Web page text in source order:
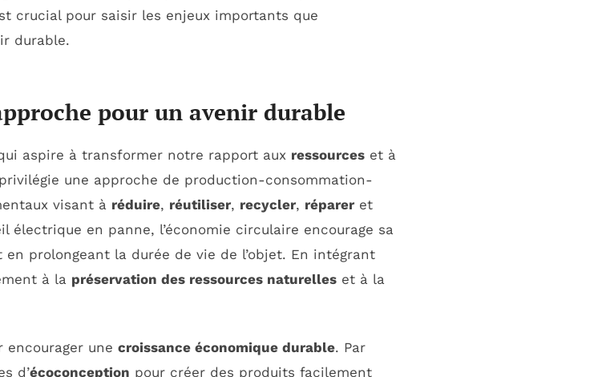
crucial pour saisir les enjeux importants que
durable.
pour un avenir durable
aspire à transformer notre rapport aux ressources et à
une approche de production-consommation-
visant à réduire, réutiliser, recycler, réparer et
en panne, l’économie circulaire encourage sa
prolongeant la durée de vie de l’objet. En intégrant
à la préservation des ressources naturelles et à la
encourager une croissance économique durable. Par
d’écoconception pour créer des produits facilement